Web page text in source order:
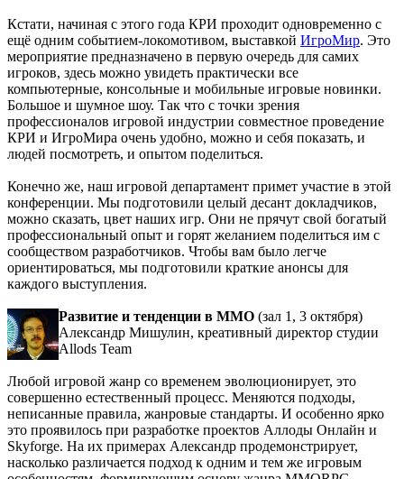
Кстати, начиная с этого года КРИ проходит одновременно с
ещё одним событием-локомотивом, выставкой ИгроМир. Это
мероприятие предназначено в первую очередь для самих
игроков, здесь можно увидеть практически все
компьютерные, консольные и мобильные игровые новинки.
Большое и шумное шоу. Так что с точки зрения
профессионалов игровой индустрии совместное проведение
КРИ и ИгроМира очень удобно, можно и себя показать, и
людей посмотреть, и опытом поделиться.
Конечно же, наш игровой департамент примет участие в этой
конференции. Мы подготовили целый десант докладчиков,
можно сказать, цвет наших игр. Они не прячут свой богатый
профессиональный опыт и горят желанием поделиться им с
сообществом разработчиков. Чтобы вам было легче
ориентироваться, мы подготовили краткие анонсы для
каждого выступления.
Развитие и тенденции в ММО (зал 1, 3 октября)
Александр Мишулин, креативный директор студии
Allods Team
Любой игровой жанр со временем эволюционирует, это
совершенно естественный процесс. Меняются подходы,
неписанные правила, жанровые стандарты. И особенно ярко
это проявилось при разработке проектов Аллоды Онлайн и
Skyforge. На их примерах Александр продемонстрирует,
насколько различается подход к одним и тем же игровым